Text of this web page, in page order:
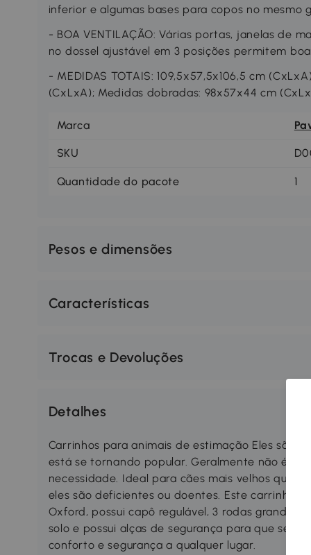
inferior e algumas bases para copos no mesmo
- BOA VENTILAÇÃO: Várias portas, janelas de
no dossel ajustável em 3 posições permitem
- MEDIDAS TOTAIS: 109,5x57,5x106,5 cm
(CxLxA); Medidas dobradas: 98x57x44 cm
Marca
SKU
Quantidade do pacote 1
Pesos e dimensões
Características
Trocas e Devoluções
Detalhes
Carrinhos para animais de estimação Eles são
está se tornando popular. Geralmente não é
necessidade. Ideal para cães mais velhos que
eles são deficientes ou doentes. Este carrinho
Oxford, possui capô regulável, 3 rodas
solo e possui alças de segurança para que seu
conforto e segurança a qualquer lugar.